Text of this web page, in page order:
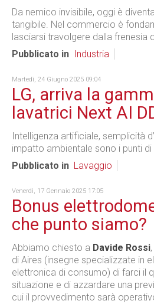
Da nemico invisibile, oggi è
tangibile. Nel commercio è
lasciarsi travolgere dalla frenesia
Pubblicato in
Industria
Martedì, 24 Giugno 2025 09:04
LG, arriva la
lavatrici Next AI
Intelligenza artificiale, semplicità
impatto ambientale sono i punti di
Pubblicato in Lavaggio
Venerdì, 17 Gennaio 2025 17:05
Bonus
che punto siamo?
Abbiamo chiesto a Davide Rossi
di Aires (insegne specializzate in
elettronica di consumo) di farci il
situazione e di azzardare una
cui il provvedimento sarà